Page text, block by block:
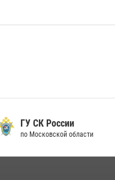
ГУ СК России
по Московской области